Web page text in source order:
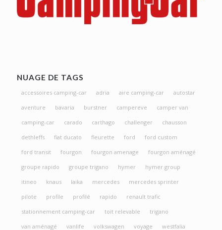
NUAGE DE TAGS
accessoires camping-car adria aire camping-car
autostar
aventure
bavaria burstner campereve
camper van
camping-car
carado carthago challenger
chausson
dethleffs
fiat ducato fleurette ford
ford custom
ford transit
fourgon fourgon amenage
fourgon aménagé
groupe rapido
groupe trigano hymer
hymer group
itineo
knaus laika mercedes
mercedes sprinter
pilote
profile profilé rapido
renault trafic
stationnement camping-car
toit relevable
trigano
van aménagé
vanlife volkswagen voyage westfalia